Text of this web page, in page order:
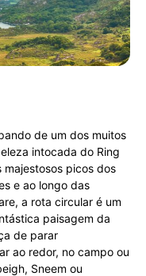
de um dos muitos
intocada do Ring
picos dos
e ao longo das
a rota circular é um
paisagem da
de parar
ao redor, no campo ou
Sneem ou